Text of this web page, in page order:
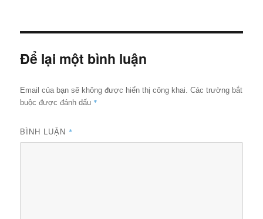
đủ
Để lại một bình luận
Email của bạn sẽ không được hiển thị công khai. Các trường bắt
buộc được đánh dấu *
BÌNH LUẬN *